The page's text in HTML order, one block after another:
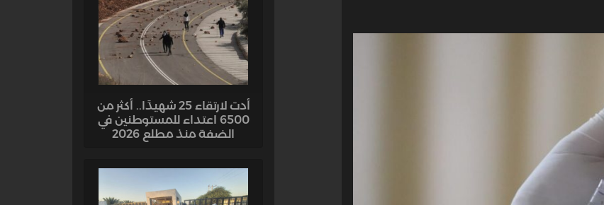
أدت لارتقاء 25 شهيدًا.. أكثر من
6500 اعتداء للمستوطنين في
الضفة منذ مطلع 2026